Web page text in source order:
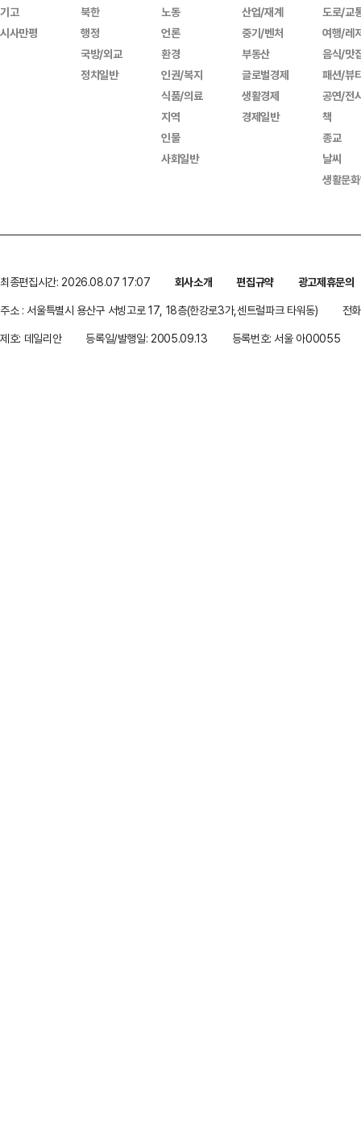
기고
시사만평
북한
행정
국방/외교
정치일반
노동
언론
환경
인권/복지
식품/의료
지역
인물
사회일반
산업/재계
중기/벤처
부동산
글로벌경제
생활경제
경제일반
도로/교
여행/레
음식/맛
패션/뷰
공연/전
책
종교
날씨
생활문
최종편집시간: 2026.08.07 17:07 회사소개 편집규약
광고제휴문의
주소 : 서울특별시 용산구 서빙고로 17, 18층(한강로3가,센트럴파크 타워동)
전
제호: 데일리안
등록일/발행일: 2005.09.13 등록번호: 서울 아00055